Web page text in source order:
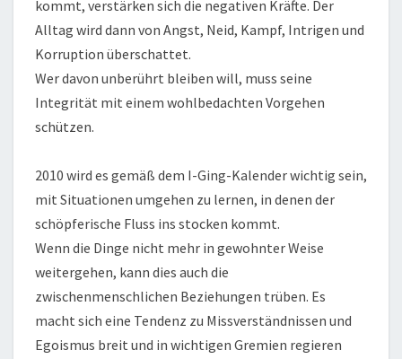
kommt, verstärken sich die negativen Kräfte. Der
Alltag wird dann von Angst, Neid, Kampf, Intrigen und
Korruption überschattet.
Wer davon unberührt bleiben will, muss seine
Integrität mit einem wohlbedachten Vorgehen
schützen.
2010 wird es gemäß dem I-Ging-Kalender wichtig sein,
mit Situationen umgehen zu lernen, in denen der
schöpferische Fluss ins stocken kommt.
Wenn die Dinge nicht mehr in gewohnter Weise
weitergehen, kann dies auch die
zwischenmenschlichen Beziehungen trüben. Es
macht sich eine Tendenz zu Missverständnissen und
Egoismus breit und in wichtigen Gremien regieren